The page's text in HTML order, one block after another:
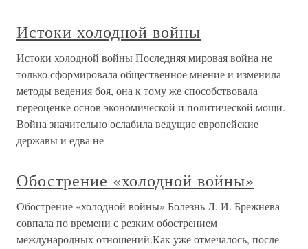
Истоки холодной войны
Истоки холодной войны Последняя мировая война не
только сформировала общественное мнение и изменила
методы ведения боя, она к тому же способствовала
переоценке основ экономической и политической мощи.
Война значительно ослабила ведущие европейские
державы и едва не
Обострение «холодной войны»
Обострение «холодной войны» Болезнь Л. И. Брежнева
совпала по времени с резким обострением
международных отношений.Как уже отмечалось, после